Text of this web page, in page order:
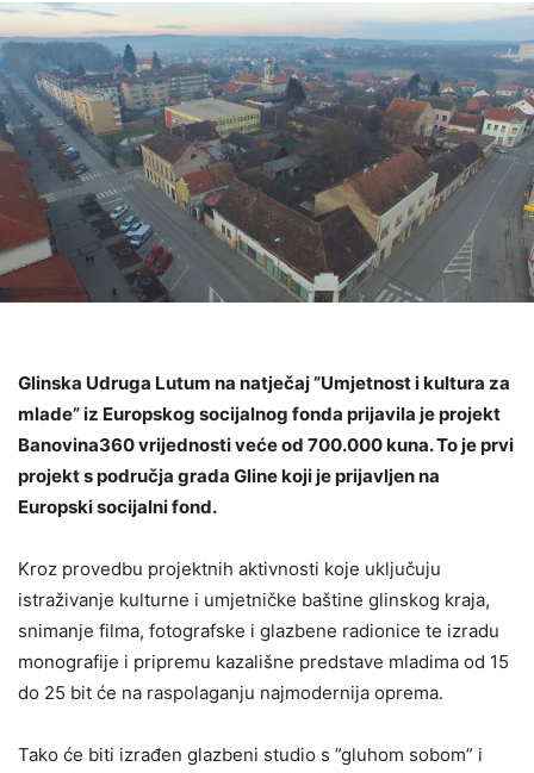
Glinska Udruga Lutum na natječaj ”Umjetnost i kultura za
mlade” iz Europskog socijalnog fonda prijavila je projekt
Banovina360 vrijednosti veće od 700.000 kuna. To je prvi
projekt s područja grada Gline koji je prijavljen na
Europski socijalni fond.
Kroz provedbu projektnih aktivnosti koje uključuju
istraživanje kulturne i umjetničke baštine glinskog kraja,
snimanje filma, fotografske i glazbene radionice te izradu
monografije i pripremu kazališne predstave mladima od 15
do 25 bit će na raspolaganju najmodernija oprema.
Tako će biti izrađen glazbeni studio s ”gluhom sobom” i